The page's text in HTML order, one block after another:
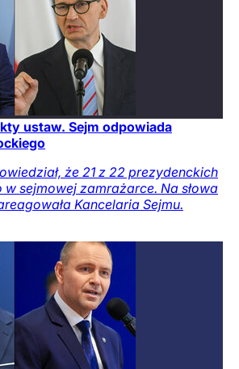
ustaw. Sejm odpowiada
że 21 z 22 prezydenckich
w sejmowej zamrażarce. Na słowa
Kancelaria Sejmu.